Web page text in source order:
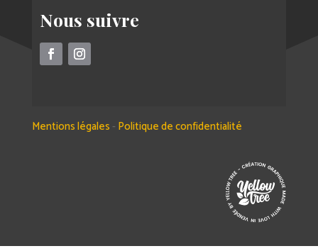
Nous suivre
Mentions légales - Politique de confidentialité